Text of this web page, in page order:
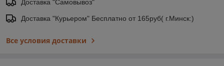
Доставка "Самовывоз"
Доставка "Курьером" Бесплатно от 165руб( г.Минск:)
Все условия доставки